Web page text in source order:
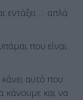
εντάξει … απλά
που είναι
αυτό που
κάνουμε και να